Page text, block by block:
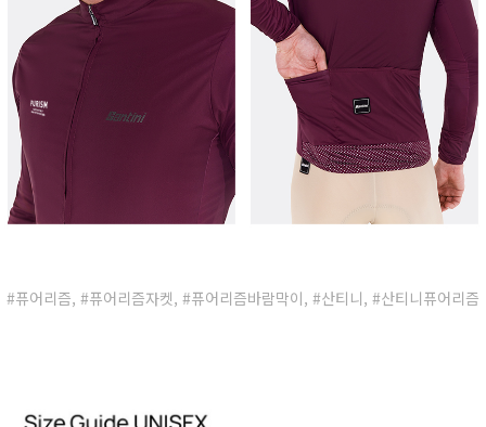
#퓨어리즘, #퓨어리즘자켓, #퓨어리즘바람막이, #산티니, #산티니퓨어리즘